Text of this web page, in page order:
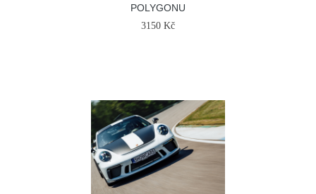
POLYGONU
3150 Kč